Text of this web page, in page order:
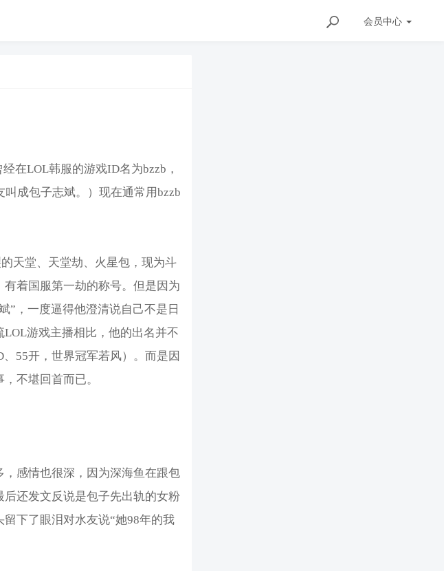
会员中心
在LOL韩服的游戏ID名为bzzb，
成包子志斌。）现在通常用bzzb
天堂、天堂劫、火星包，现为斗
着国服第一劫的称号。但是因为
”，一度逼得他澄清说自己不是日
游戏主播相比，他的出名并不
55开，世界冠军若风）。而是因
不堪回首而已。
感情也很深，因为深海鱼在跟包
还发文反说是包子先出轨的女粉
下了眼泪对水友说“她98年的我